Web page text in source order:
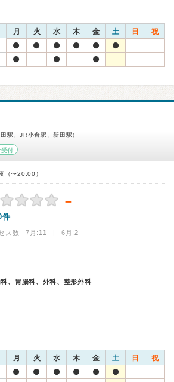
月 火 水 木 金 土 日 祝
駅、JR小倉駅、新田駅）
受付
（〜20:00）
－
件
ス数 7月:11 | 6月:2
科、胃腸科、外科、整形外科
月 火 水 木 金 土 日 祝